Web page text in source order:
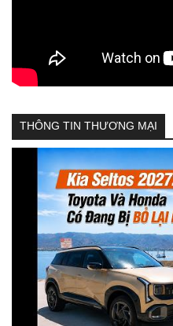
THÔNG TIN THƯƠNG MẠI